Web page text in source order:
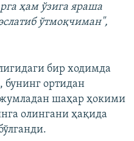
ҳам ўзига яраша
ўтмоқчиман",
бир ходимда
бунинг ортидан
шаҳар ҳокими
олингани ҳақида